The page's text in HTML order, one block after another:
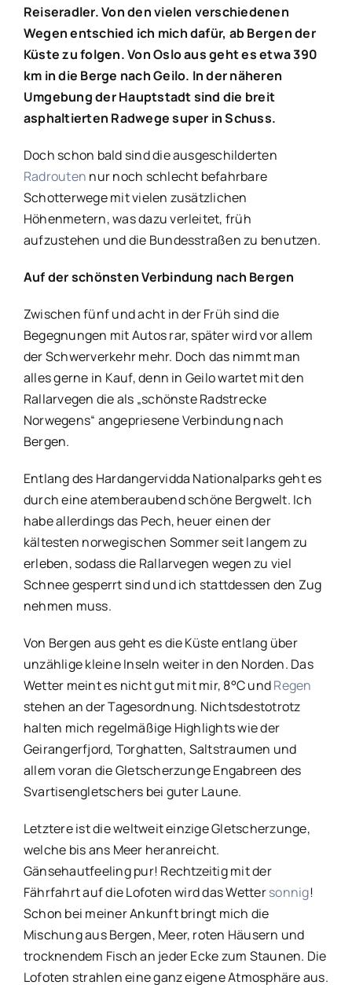
Reiseradler. Von den vielen verschiedenen
Wegen entschied ich mich dafür, ab Bergen der
Küste zu folgen. Von Oslo aus geht es etwa 390
km in die Berge nach Geilo. In der näheren
Umgebung der Hauptstadt sind die breit
asphaltierten Radwege super in Schuss.
Doch schon bald sind die ausgeschilderten
Radrouten nur noch schlecht befahrbare
Schotterwege mit vielen zusätzlichen
Höhenmetern, was dazu verleitet, früh
aufzustehen und die Bundesstraßen zu benutzen.
Auf der schönsten Verbindung nach Bergen
Zwischen fünf und acht in der Früh sind die
Begegnungen mit Autos rar, später wird vor allem
der Schwerverkehr mehr. Doch das nimmt man
alles gerne in Kauf, denn in Geilo wartet mit den
Rallarvegen die als „schönste Radstrecke
Norwegens“ angepriesene Verbindung nach
Bergen.
Entlang des Hardangervidda Nationalparks geht es
durch eine atemberaubend schöne Bergwelt. Ich
habe allerdings das Pech, heuer einen der
kältesten norwegischen Sommer seit langem zu
erleben, sodass die Rallarvegen wegen zu viel
Schnee gesperrt sind und ich stattdessen den Zug
nehmen muss.
Von Bergen aus geht es die Küste entlang über
unzählige kleine Inseln weiter in den Norden. Das
Wetter meint es nicht gut mit mir, 8°C undRegen
stehen an der Tagesordnung. Nichtsdestotrotz
halten mich regelmäßige Highlights wie der
Geirangerfjord, Torghatten, Saltstraumen und
allem voran die Gletscherzunge Engabreen des
Svartisengletschers bei guter Laune.
Letztere ist die weltweit einzige Gletscherzunge,
welche bis ans Meer heranreicht.
Gänsehautfeeling pur! Rechtzeitig mit der
Fährfahrt auf die Lofoten wird das Wettersonnig!
Schon bei meiner Ankunft bringt mich die
Mischung aus Bergen, Meer, roten Häusern und
trocknendem Fisch an jeder Ecke zum Staunen. Die
Lofoten strahlen eine ganz eigene Atmosphäre aus.